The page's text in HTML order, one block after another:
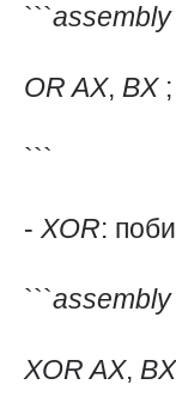
```assembly
ORAX, BX
```
- XOR:
```assembly
XORAX, BX